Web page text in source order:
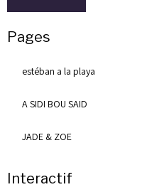
Pages
estéban a la playa
A SIDI BOU SAID
JADE & ZOE
Interactif